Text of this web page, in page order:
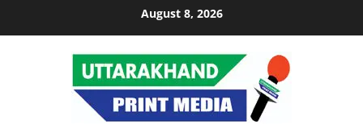
August 8, 2026